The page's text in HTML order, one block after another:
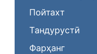
Пойтахт
Тандурустӣ
Фарҳанг